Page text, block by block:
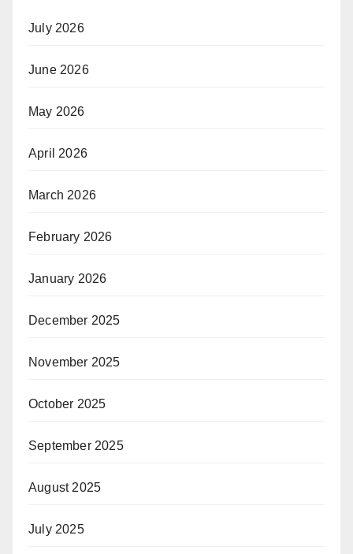
July 2026
June 2026
May 2026
April 2026
March 2026
February 2026
January 2026
December 2025
November 2025
October 2025
September 2025
August 2025
July 2025